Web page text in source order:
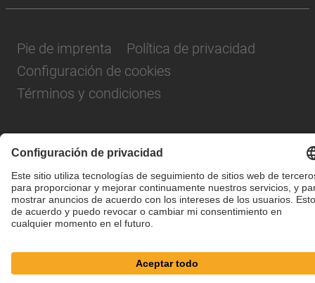
© SAF-HOLLAND SE
Pie de imprenta
Política de privacidad
Configuración de cookies
Términos y condiciones